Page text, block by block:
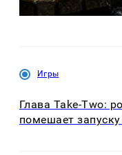
Игры
Глава Take-Two:
помешает запуску